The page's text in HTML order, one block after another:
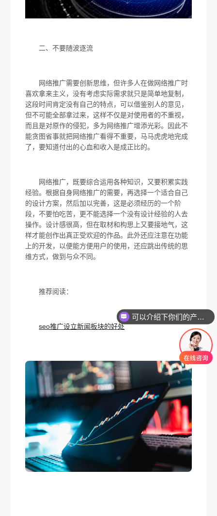
二、不要随波逐流
网络推广需要创新思维，但许多人在做网络推广时
喜欢拿来主义，没有考虑实际需求就只是简单地复制，
这段时间肯定没有自己的特点，可以借鉴别人的意见，
但不可能全部拿过来，这样不仅是对使用者的不重视，
而且是对原作的侵犯，多为网络推广增添光彩。因此不
能贪图省事就把网络推广看得不重要，马马虎虎地完成
了，要知道付出的心血和收入是成正比的。
网络推广，既要综合运用各种知识，又要积累实践
经验。根据自身网络推广的需要，再选择一个适合自己
的设计方案，然后加以完善，这是必须经历的一个阶
段，不要怕吃苦，更不能选择一个没有设计经验的人去
操作。设计感很高，但在取材和构思上又要接地气，这
样才能创作出真正受欢迎的作品。此外还应注意在功能
上的开发，以便能方便用户的使用，还应跳出传统的思
维方式，做到与众不同。
推荐阅读：
seo推广设立新闻板块的好处